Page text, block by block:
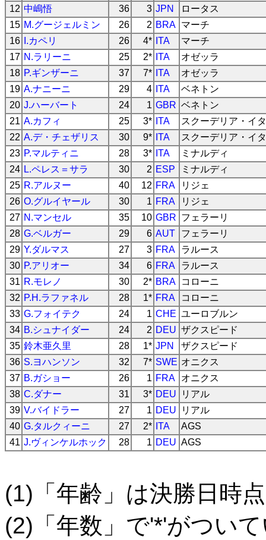
12 中嶋悟 36 3 JPN
ロータス
15 M.グージェルミン 26 2 BRA マーチ
16
I.カペリ 26 4* ITA
マーチ
17 N.ラリーニ 25 2* ITA
オゼッラ
18 P.ギンザーニ 37 7* ITA
オゼッラ
19 A.ナニーニ 29 4 ITA
ベネトン
20 J.ハーバート 24 1 GBR ベネトン
21 A.カフィ 25 3* ITA
スクーデリア・イ
22 A.デ・チェザリス 30 9* ITA
スクーデリア・イ
23 P.マルティニ 28 3* ITA
ミナルディ
24 L.ペレス＝サラ 30 2 ESP
ミナルディ
25 R.アルヌー 40 12 FRA
リジェ
26 O.グルイヤール 30 1 FRA
リジェ
27 N.マンセル 35 10 GBR フェラーリ
28 G.ベルガー 29 6 AUT
フェラーリ
29 Y.ダルマス 27 3 FRA
ラルース
30 P.アリオー 34 6 FRA
ラルース
31 R.モレノ 30 2* BRA
コローニ
32 P.H.ラファネル 28 1* FRA
コローニ
33 G.フォイテク 24 1 CHE ユーロブルン
34 B.シュナイダー 24 2 DEU ザクスピード
35 鈴木亜久里 28 1* JPN
ザクスピード
36 S.ヨハンソン 32 7* SWE オニクス
37 B.ガショー 26 1 FRA
オニクス
38 C.ダナー 31 3* DEU
リアル
39 V.バイドラー 27 1 DEU
リアル
40 G.タルクィーニ 27 2* ITA
AGS
41 J.ヴィンケルホック 28 1 DEU AGS
(1)「年齢」は決勝日時点
(2)「年数」で'*'がつい